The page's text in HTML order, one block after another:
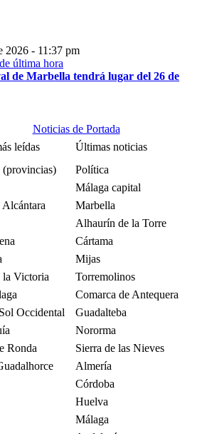
2026 - 11:37 pm
de Marbella tendrá lugar del 26 de
Noticias de Portada
leídas
Últimas noticias
Política
Málaga capital
Alcántara
Marbella
Alhaurín de la Torre
Cártama
Mijas
la Victoria
Torremolinos
Comarca de Antequera
Occidental
Guadalteba
Nororma
Ronda
Sierra de las Nieves
Almería
Córdoba
Huelva
Málaga